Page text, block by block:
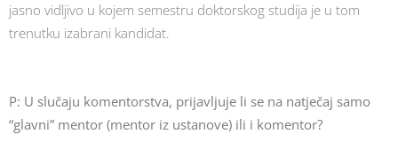
jasno vidljivo u kojem semestru doktorskog studija je u tom
trenutku izabrani kandidat.
P: U slučaju komentorstva, prijavljuje li se na natječaj samo
“glavni” mentor (mentor iz ustanove) ili i komentor?